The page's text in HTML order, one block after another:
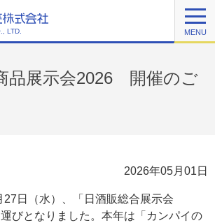
LTD. MENU
品展示会2026 開催のご
2026年05月01日
日（水）、「日酒販総合展示会
びとなりました。本年は「カンパイの